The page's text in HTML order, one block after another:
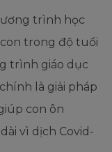
trình học
trong độ tuổi
trình giáo dục
chính là giải pháp
con ôn
vì dịch Covid-